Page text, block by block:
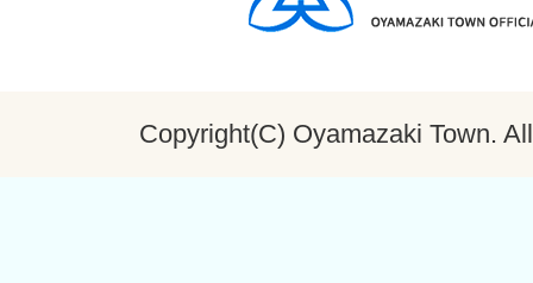
Copyright(C) Oyamazaki Town.